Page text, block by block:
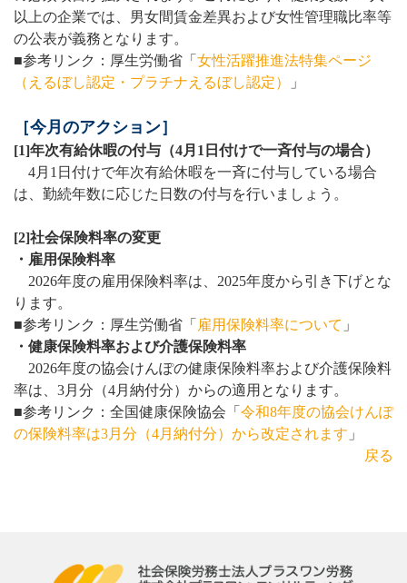
以上の企業では、男女間賃金差異および女性管理職比率等
の公表が義務となります。
■参考リンク：厚生労働省「 女性活躍推進法特集ページ
（えるぼし認定・プラチナえるぼし認定）
」
［今月のアクション］
[1]年次有給休暇の付与（4月1日付けで一斉付与の場合）
4月1日付けで年次有給休暇を一斉に付与している場合
は、勤続年数に応じた日数の付与を行いましょう。
[2]社会保険料率の変更
・雇用保険料率
2026年度の雇用保険料率は、2025年度から引き下げとな
ります。
■参考リンク：厚生労働省「 雇用保険料率について 」
・健康保険料率および介護保険料率
2026年度の協会けんぽの健康保険料率および介護保険料
率は、3月分（4月納付分）からの適用となります。
■参考リンク：全国健康保険協会「 令和8年度の協会けんぽ
の保険料率は3月分（4月納付分）から改定されます 」
戻る